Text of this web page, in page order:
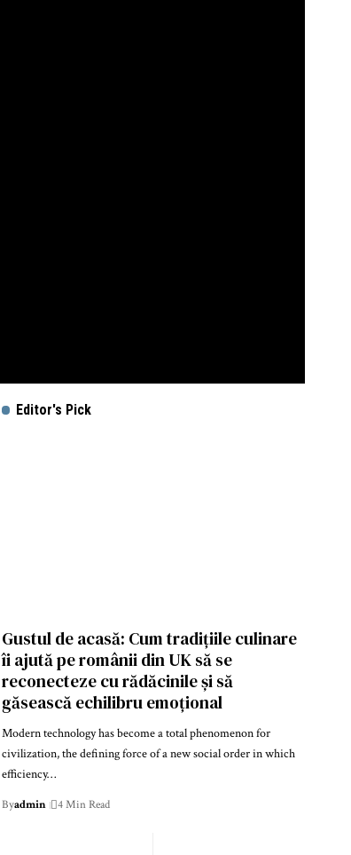
Editor's Pick
Gustul de acasă: Cum tradițiile culinare
îi ajută pe românii din UK să se
reconecteze cu rădăcinile și să
găsească echilibru emoțional
Modern technology has become a total phenomenon for
civilization, the defining force of a new social order in which
efficiency…
Byadmin 4 Min Read